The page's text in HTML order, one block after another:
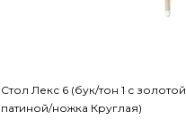
Стол Лекс 6 (бук/тон 1 с золотой
патиной/ножка Круглая)